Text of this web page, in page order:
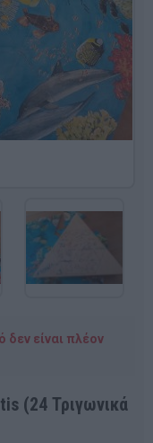
είναι πλέον
(24 Τριγωνικά